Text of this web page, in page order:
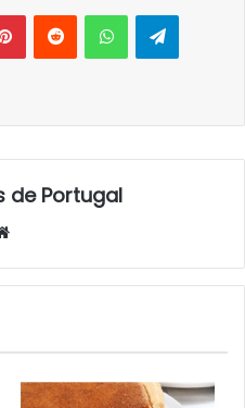
PinterestReddit WhatsApp
de Portugal